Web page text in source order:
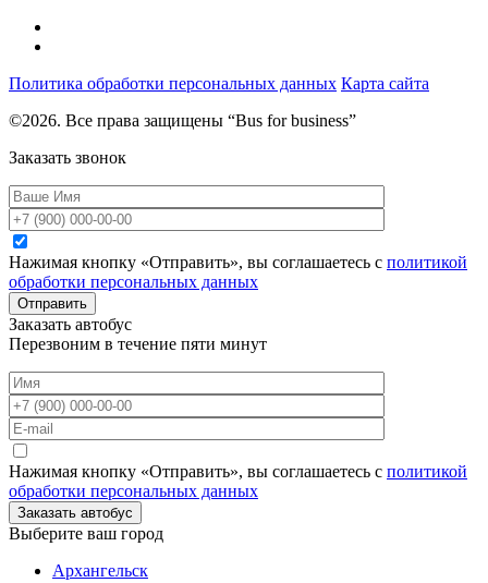
Политика обработки персональных данных Карта сайта
©2026. Все права защищены “Bus for business”
Заказать звонок
Нажимая кнопку «Отправить», вы соглашаетесь с политикой
обработки персональных данных
Отправить
Заказать автобус
Перезвоним в течение пяти минут
Нажимая кнопку «Отправить», вы соглашаетесь с политикой
обработки персональных данных
Заказать автобус
Выберите ваш город
Архангельск